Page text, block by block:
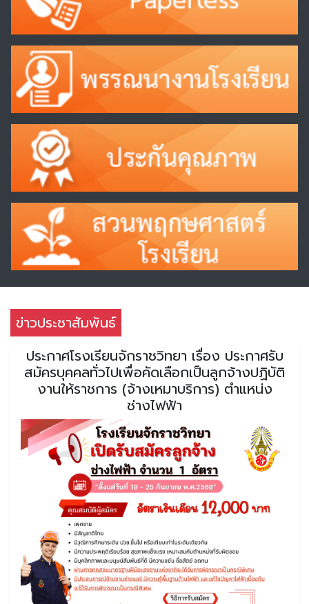
ข่าวประชาสัมพันธ์
ประกาศโรงเรียนจักราชวิทยา เรื่อง ประกาศรับ
สมัครบุคคลทั่วไปเพื่อคัดเลือกเป็นลูกจ้างปฏิบัติ
งานให้ราชการ (จ้างเหมาบริการ) ตำแหน่ง
ช่างไฟฟ้า